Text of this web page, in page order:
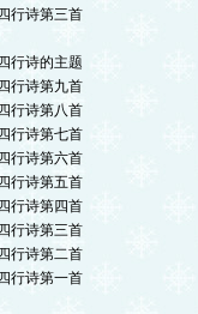
行诗第三首
行诗的主题
行诗第九首
行诗第八首
行诗第七首
行诗第六首
行诗第五首
行诗第四首
行诗第三首
行诗第二首
行诗第一首